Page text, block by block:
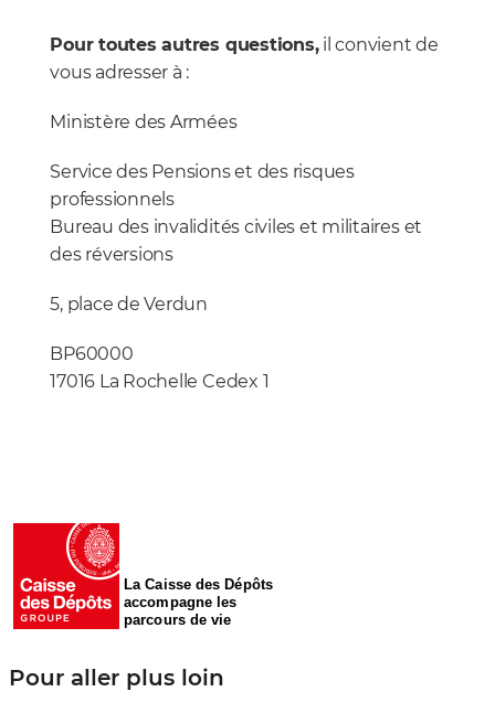
Pour toutes autres questions,il convient de
vous adresser à :
Ministère des Armées
Service des Pensions et des risques
professionnels
Bureau des invalidités civiles et militaires et
des réversions
5, place de Verdun
BP60000
17016 La Rochelle Cedex 1
La Caisse des Dépôts
accompagne les
parcours de vie
Pour aller plus loin